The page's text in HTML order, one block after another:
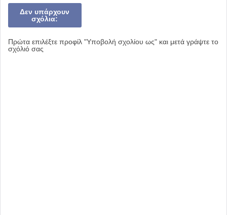
Δεν υπάρχουν
σχόλια:
Πρώτα επιλέξτε προφίλ "Υποβολή σχολίου ως" και μετά γράψτε το
σχόλιό σας